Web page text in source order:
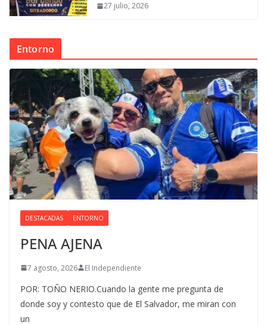
27 julio, 2026
Entorno
DESTACADAS ENTORNO
PENA AJENA
7 agosto, 2026 El Independiente
POR: TOÑO NERIO.Cuando la gente me pregunta de
donde soy y contesto que de El Salvador, me miran con
un